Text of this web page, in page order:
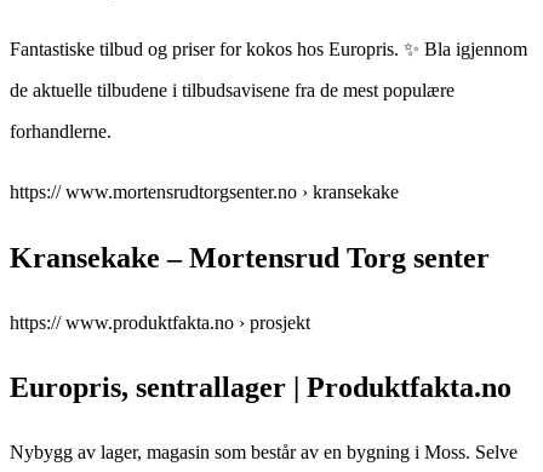
Fantastiske tilbud og priser for kokos hos Europris. ✨ Bla igjennom
de aktuelle tilbudene i tilbudsavisene fra de mest populære
forhandlerne.
https:// www.mortensrudtorgsenter.no › kransekake
Kransekake – Mortensrud Torg senter
https:// www.produktfakta.no › prosjekt
Europris, sentrallager | Produktfakta.no
Nybygg av lager, magasin som består av en bygning i Moss. Selve